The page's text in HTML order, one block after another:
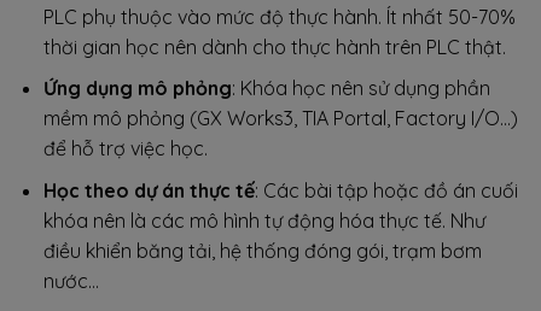
PLC phụ thuộc vào mức độ thực hành. Ít nhất 50-70%
thời gian học nên dành cho thực hành trên PLC thật.
Ứng dụng mô phỏng: Khóa học nên sử dụng phần
mềm mô phỏng (GX Works3, TIA Portal, Factory I/O…)
để hỗ trợ việc học.
Học theo dự án thực tế: Các bài tập hoặc đồ án cuối
khóa nên là các mô hình tự động hóa thực tế. Như
điều khiển băng tải, hệ thống đóng gói, trạm bơm
nước…